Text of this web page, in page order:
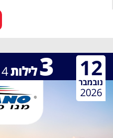
3לילות4 12
נובמבר
2026